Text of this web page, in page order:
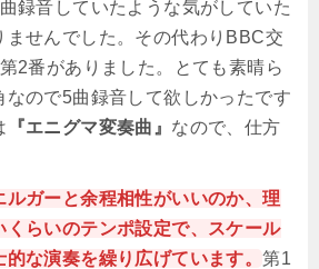
録音していたような気がしていた
ませんでした。その代わりBBC交
2番がありました。とても素晴ら
なので5曲録音して欲しかったです
『エニグマ変奏曲』 なので、仕方
ガーと余程相性がいいのか、理
くらいのテンポ設定で、スケール
的な演奏を繰り広げています。第1